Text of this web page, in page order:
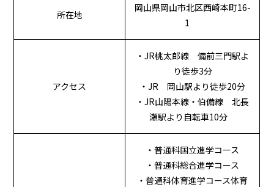
所在地
岡山県岡山市北区西崎本町16-
1
アクセス
・JR桃太郎線 備前三門駅よ
り徒歩3分
・JR 岡山駅より徒歩20分
・JR山陽本線・伯備線 北長
瀬駅より自転車10分
・普通科国立進学コース
・普通科総合進学コース
・普通科体育進学コース体育